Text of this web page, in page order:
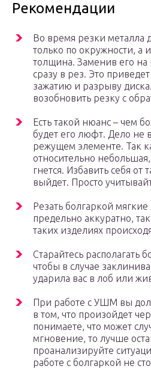
Рекомендации
Во время резки металла
только по окружности, а и
толщина. Заменив его на
сразу в рез. Это
зажатию и разрыву
возобновить резку с
Есть такой нюанс – чем
будет его люфт. Дело не
режущем элементе. Так
относительно
гнется. Избавить себя от
выйдет. Просто
Резать болгаркой
предельно аккуратно,
таких изделиях
Старайтесь располагать
чтобы в случае
ударила вас в лоб или
При работе с УШМ вы
в том, что произойдет
понимаете, что может
мгновение, то лучше
проанализируйте
работе с болгаркой не